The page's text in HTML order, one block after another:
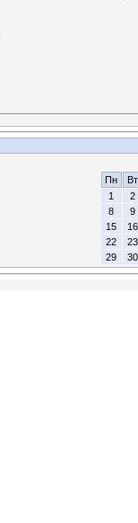
Пн
Вт
1
2
8
9
15
16
22
23
29
30